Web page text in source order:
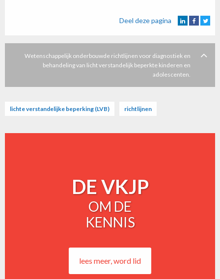
Deel deze pagina
Wetenschappelijk onderbouwde richtlijnen voor diagnostiek en
behandeling van licht verstandelijk beperkte kinderen en
adolescenten.
lichte verstandelijke beperking (LVB) richtlijnen
DE VKJP
OM DE
KENNIS
lees meer, word lid